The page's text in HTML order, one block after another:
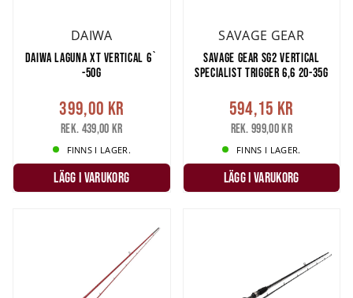
DAIWA
DAIWA LAGUNA XT VERTICAL 6`
-50G
399,00 kr
Rek. 439,00 kr
FINNS I LAGER.
LÄGG I VARUKORG
SAVAGE GEAR
SAVAGE GEAR SG2 VERTICAL
SPECIALIST TRIGGER 6,6 20-35G
594,15 kr
Rek. 999,00 kr
FINNS I LAGER.
LÄGG I VARUKORG